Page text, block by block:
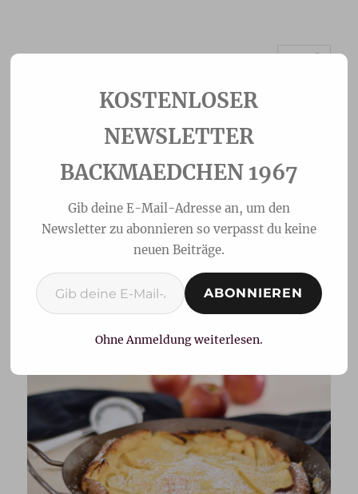
Ofenpfannkuchen-Dutch
Baby mit Äpfel
NEWSLETTER
BACKMAEDCHEN 1967
Gib deine E-Mail-Adresse an, um den
Newsletter zu abonnieren so verpasst du keine
neuen Beiträge.
Gib deine E-Mail-Adresse ein ...
ABONNIEREN
Ohne Anmeldung weiterlesen.